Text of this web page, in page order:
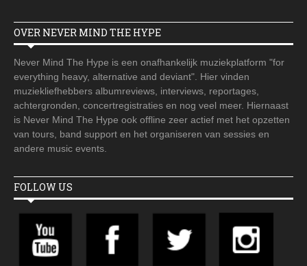
OVER NEVER MIND THE HYPE
Never Mind The Hype is een onafhankelijk muziekplatform "for
everything heavy, alternative and deviant". Hier vinden
muziekliefhebbers albumreviews, interviews, reportages,
achtergronden, concertregistraties en nog veel meer. Hiernaast
is Never Mind The Hype ook offline zeer actief met het opzetten
van tours, band support en het organiseren van sessies en
andere music events.
FOLLOW US